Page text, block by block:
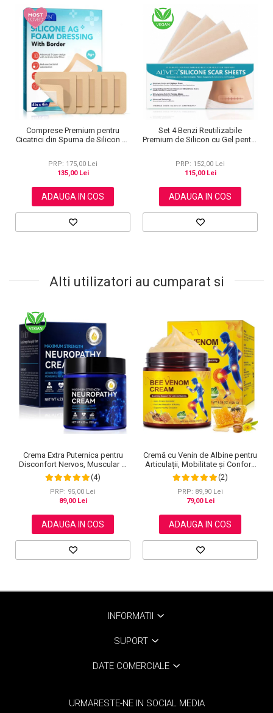
Comprese Premium pentru
Cicatrici din Spuma de Silicon cu
PRP: 175,00 Lei
135,00 Lei
ADAUGA IN COS
Set 4 Benzi Reutilizabile
Premium de Silicon cu Gel pentru
PRP: 152,00 Lei
115,00 Lei
ADAUGA IN COS
Alti utilizatori au cumparat si
Crema Extra Puternica pentru
Disconfort Nervos, Muscular si
Articular, 120 g
(4)
PRP: 95,00 Lei
89,00 Lei
ADAUGA IN COS
Cremă cu Venin de Albine pentru
Articulații, Mobilitate și Confort,
120 g
(2)
PRP: 89,90 Lei
79,00 Lei
ADAUGA IN COS
INFORMATII
SUPORT
DATE COMERCIALE
URMARESTE-NE IN SOCIAL MEDIA